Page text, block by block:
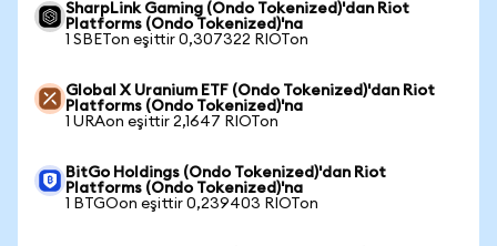
SharpLink Gaming (Ondo Tokenized)'dan Riot
Platforms (Ondo Tokenized)'na
1 SBETon eşittir 0,307322 RIOTon
Global X Uranium ETF (Ondo Tokenized)'dan Riot
Platforms (Ondo Tokenized)'na
1 URAon eşittir 2,1647 RIOTon
BitGo Holdings (Ondo Tokenized)'dan Riot
Platforms (Ondo Tokenized)'na
1 BTGOon eşittir 0,239403 RIOTon